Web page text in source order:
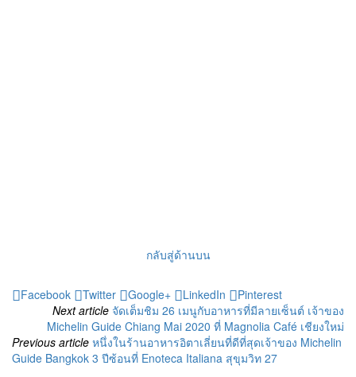
กลับสู่ด้านบน
Facebook Twitter Google+ LinkedIn
Pinterest
Next article จัดเต็มชิม 26 เมนูกับอาหารที่มีลายเซ็นต์ เจ้าของ
Michelin Guide Chiang Mai 2020 ที่ Magnolia Café เชียงใหม่
Previous article หนึ่งในร้านอาหารอิตาเลี่ยนที่ดีที่สุดเจ้าของ Michelin
Guide Bangkok 3 ปีซ้อนที่ Enoteca Italiana สุขุมวิท 27